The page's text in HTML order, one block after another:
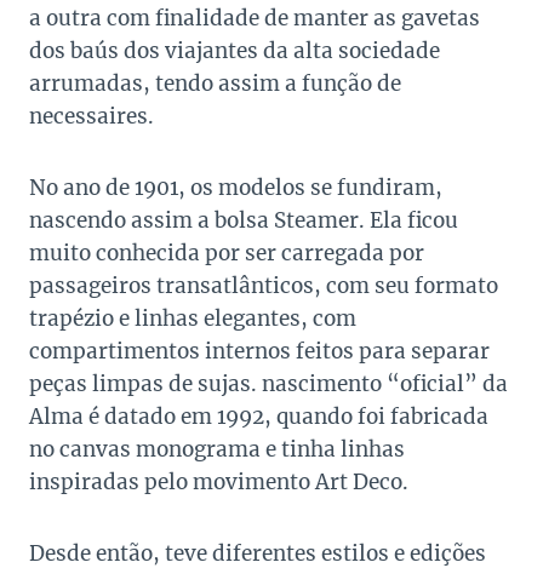
a outra com finalidade de manter as gavetas
dos baús dos viajantes da alta sociedade
arrumadas, tendo assim a função de
necessaires.
No ano de 1901, os modelos se fundiram,
nascendo assim a bolsa Steamer. Ela ficou
muito conhecida por ser carregada por
passageiros transatlânticos, com seu formato
trapézio e linhas elegantes, com
compartimentos internos feitos para separar
peças limpas de sujas. nascimento “oficial” da
Alma é datado em 1992, quando foi fabricada
no canvas monograma e tinha linhas
inspiradas pelo movimento Art Deco.
Desde então, teve diferentes estilos e edições